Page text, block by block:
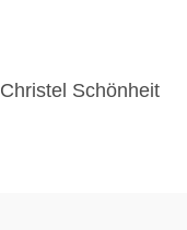
Schönheit